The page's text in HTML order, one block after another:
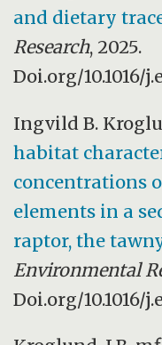
and dietary
Research, 2025.
Doi.org/10.1016/
Ingvild B.
habitat
concentrations
elements in a
raptor, the
Environmental
Doi.org/10.1016/